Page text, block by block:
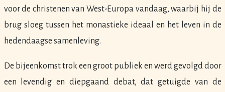
voor de christenen van West-Europa vandaag, waarbij hij de
brug sloeg tussen het monastieke ideaal en het leven in de
hedendaagse samenleving.
De bijeenkomst trok een groot publiek en werd gevolgd door
een levendig en diepgaand debat, dat getuigde van de